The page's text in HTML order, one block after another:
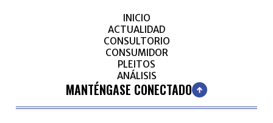
INICIO
ACTUALIDAD
CONSULTORIO
CONSUMIDOR
PLEITOS
ANÁLISIS
MANTÉNGASE CONECTADO